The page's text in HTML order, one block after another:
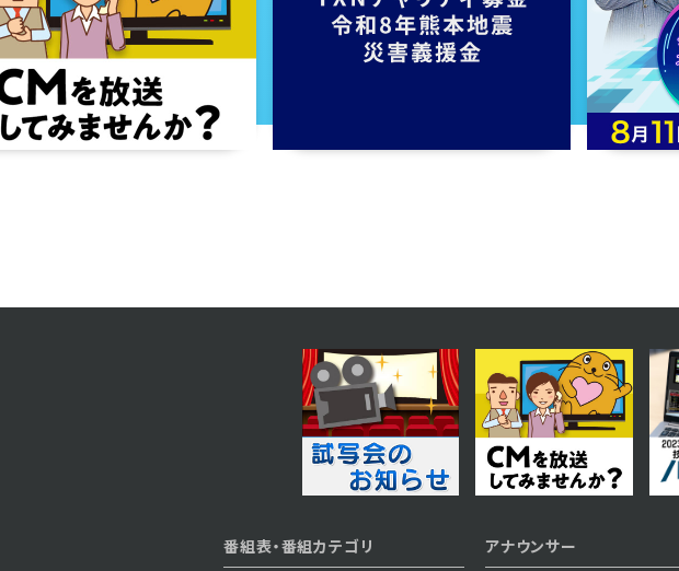
2023年06月20日 放送
第15話
2023年06月07日 放送
第6話
2023年06月02日 放送
第3話
番組表・番組カテゴリ アナウンサー